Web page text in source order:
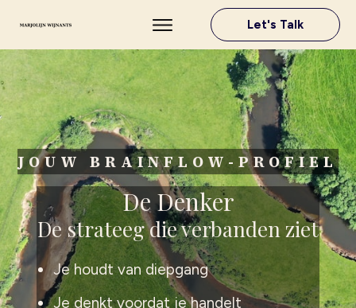
Let's Talk
JOUW BRAINFLOW-PROFIEL
De Denker
De strateeg die verbanden ziet
Je houdt van diepgang
Je denkt voordat je handelt